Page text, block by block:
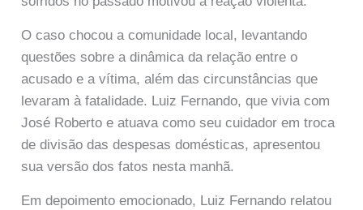
O caso chocou a comunidade local, levantando
questões sobre a dinâmica da relação entre o
acusado e a vítima, além das circunstâncias que
levaram à fatalidade. Luiz Fernando, que vivia com
José Roberto e atuava como seu cuidador em troca
de divisão das despesas domésticas, apresentou
sua versão dos fatos nesta manhã.
Em depoimento emocionado, Luiz Fernando relatou